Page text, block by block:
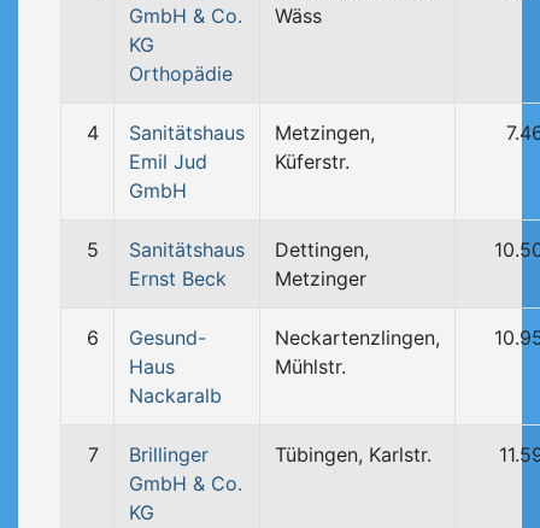
GmbH & Co.
KG
Orthopädie
Wäss
4
Sanitätshaus
Emil Jud
GmbH
Metzingen,
Küferstr.
5
Sanitätshaus
Ernst Beck
Dettingen,
Metzinger
6
Gesund-
Haus
Nackaralb
Neckartenzlingen,
Mühlstr.
7
Brillinger
GmbH & Co.
KG
Tübingen, Karlstr.